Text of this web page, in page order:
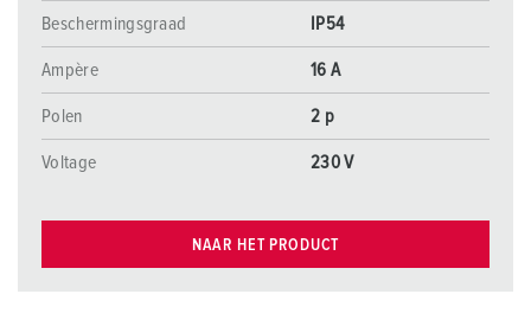
Beschermingsgraad
IP54
Ampère 16 A
Polen 2 p
Voltage 230 V
NAAR HET PRODUCT